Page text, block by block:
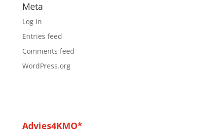
Meta
Log in
Entries feed
Comments feed
WordPress.org
Advies4KMO*